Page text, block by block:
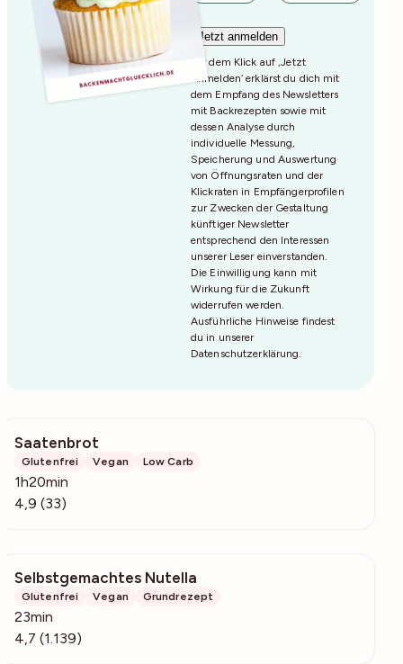
Mit dem Klick auf ‚Jetzt
Anmelden‘ erklärst du dich mit
dem Empfang des Newsletters
mit Backrezepten sowie mit
dessen Analyse durch
individuelle Messung,
Speicherung und Auswertung
von Öffnungsraten und der
Klickraten in Empfängerprofilen
zur Zwecken der Gestaltung
künftiger Newsletter
entsprechend den Interessen
unserer Leser einverstanden.
Die Einwilligung kann mit
Wirkung für die Zukunft
widerrufen werden.
Ausführliche Hinweise findest
du in unserer
Datenschutzerklärung.
Saatenbrot
Glutenfrei Vegan Low Carb
1h20min
4,9 (33)
Selbstgemachtes Nutella
Glutenfrei Vegan Grundrezept
23min
4,7 (1.139)